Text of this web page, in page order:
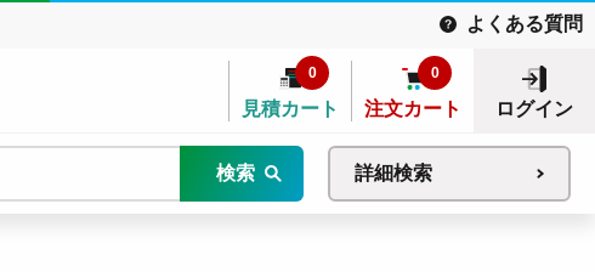
よくある質問
見積カート
0
注文カート
0
ログイン
検索 詳細検索